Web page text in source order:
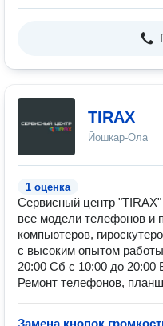
TIRAX
Йошкар-Ола
1 оценка
Сервисный центр
все модели телефонов и
компьютеров,
с высоким опытом
20:00 Сб с 10:00 до 20:00
Ремонт телефонов,
Замена кнопок